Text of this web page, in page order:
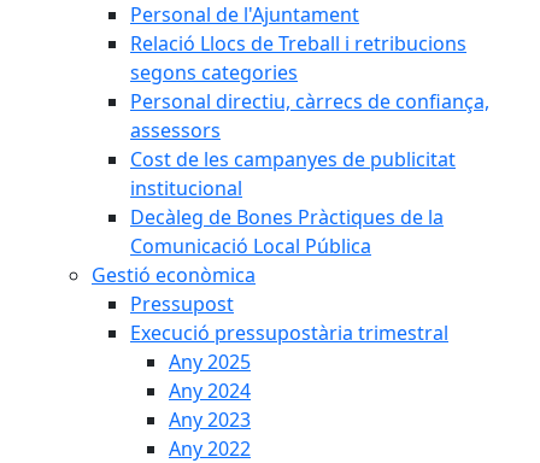
Personal de l'Ajuntament
Relació Llocs de Treball i retribucions
segons categories
Personal directiu, càrrecs de confiança,
assessors
Cost de les campanyes de publicitat
institucional
Decàleg de Bones Pràctiques de la
Comunicació Local Pública
Gestió econòmica
Pressupost
Execució pressupostària trimestral
Any 2025
Any 2024
Any 2023
Any 2022